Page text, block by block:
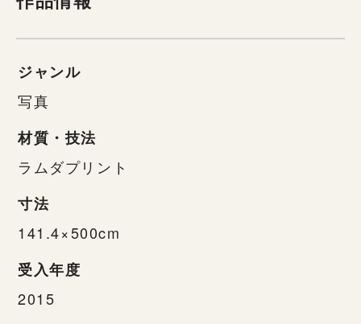
ジャンル
写真
材質・技法
ラムダプリント
寸法
141.4×500cm
受入年度
2015